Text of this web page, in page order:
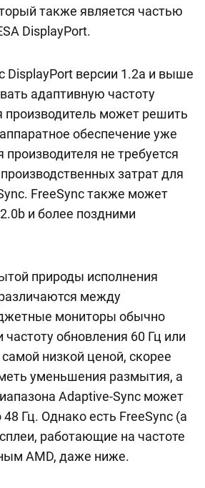
также является частью
DisplayPort.
DisplayPort версии 1.2a и выше
адаптивную частоту
производитель может решить
обеспечение уже
производителя не требуется
затрат для
FreeSync также может
и более поздними
природы исполнения
между
мониторы обычно
обновления 60 Гц или
низкой ценой, скорее
уменьшения размытия, а
Adaptive-Sync может
48 Гц. Однако есть FreeSync (а
работающие на частоте
AMD, даже ниже.